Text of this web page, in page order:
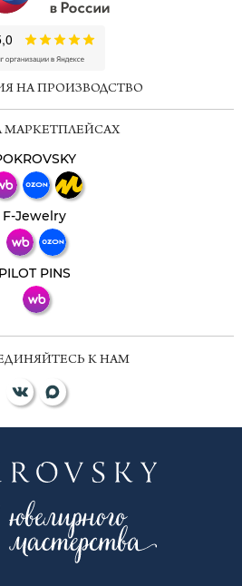
НА ПРОИЗВОДСТВО
МАРКЕТПЛЕЙСАХ
F-Jewelry
PILOT PINS
К НАМ